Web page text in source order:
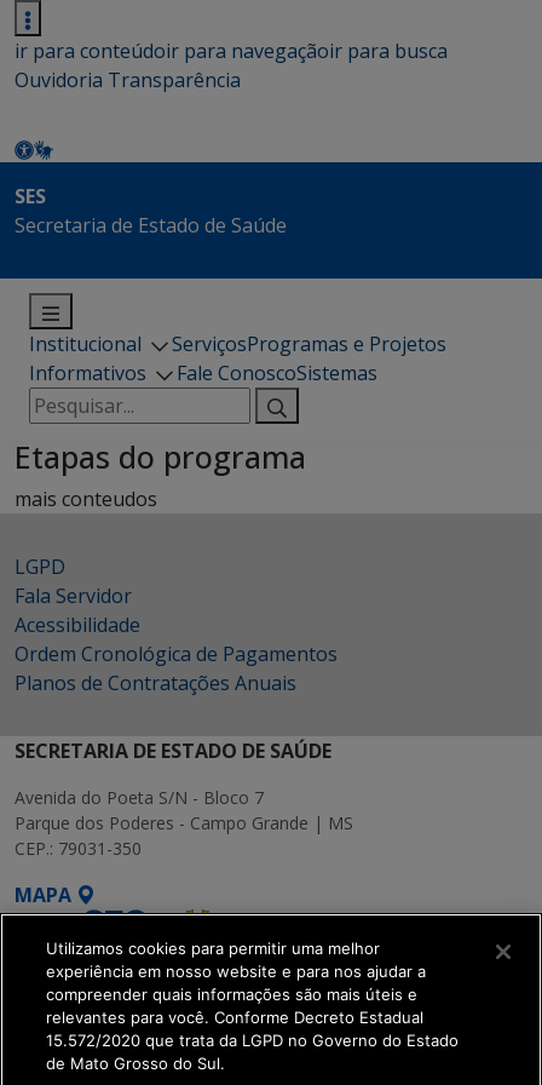
ir para conteúdoir para navegaçãoir para busca
Ouvidoria Transparência
SES
Secretaria de Estado de Saúde
Institucional ServiçosProgramas e Projetos
Informativos
Fale ConoscoSistemas
Pesquisar
por:
Etapas do programa
mais conteudos
LGPD
Fala Servidor
Acessibilidade
Ordem Cronológica de Pagamentos
Planos de Contratações Anuais
SECRETARIA DE ESTADO DE SAÚDE
Avenida do Poeta S/N - Bloco 7
Parque dos Poderes - Campo Grande | MS
CEP.: 79031-350
MAPA
SETDIG | Secretaria-
Executiva de
Utilizamos cookies para permitir uma melhor
experiência em nosso website e para nos ajudar a
compreender quais informações são mais úteis e
relevantes para você. Conforme Decreto Estadual
15.572/2020 que trata da LGPD no Governo do Estado
de Mato Grosso do Sul.